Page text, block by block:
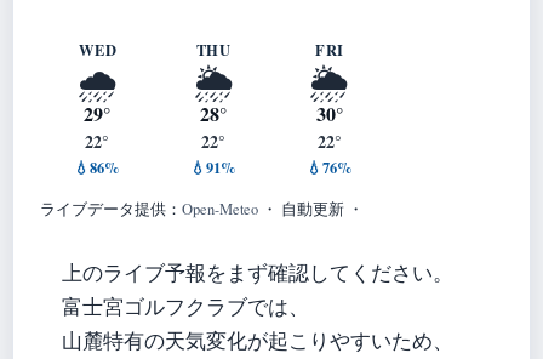
WED
🌧️
29°
22°
💧86%
THU
🌦️
28°
22°
💧91%
FRI
🌦️
30°
22°
💧76%
ライブデータ提供： Open-Meteo ・ 自動更新 ・
上のライブ予報をまず確認してください。
富士宮ゴルフクラブでは、
山麓特有の天気変化が起こりやすいため、